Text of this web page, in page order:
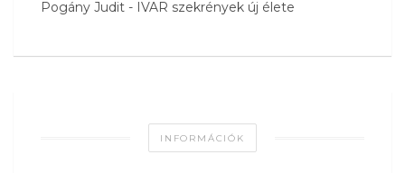
Pogány Judit - IVAR szekrények új élete
INFORMÁCIÓK